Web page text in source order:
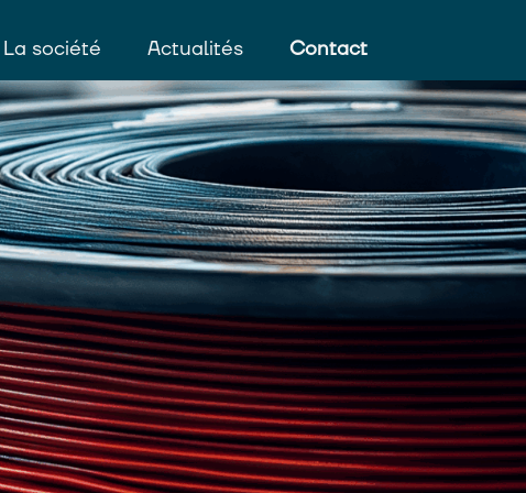
La société Actualités Contact